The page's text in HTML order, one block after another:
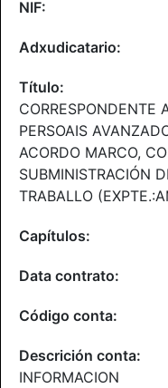
CORRESPONDENTE
PERSOAIS
ACORDO MARCO,
SUBMINISTRACIÓN
TRABALLO
INFORMACION